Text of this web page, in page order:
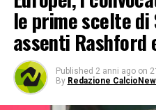
le prime scelte
assenti Rashford
Published 2 anni ago on
By Redazione